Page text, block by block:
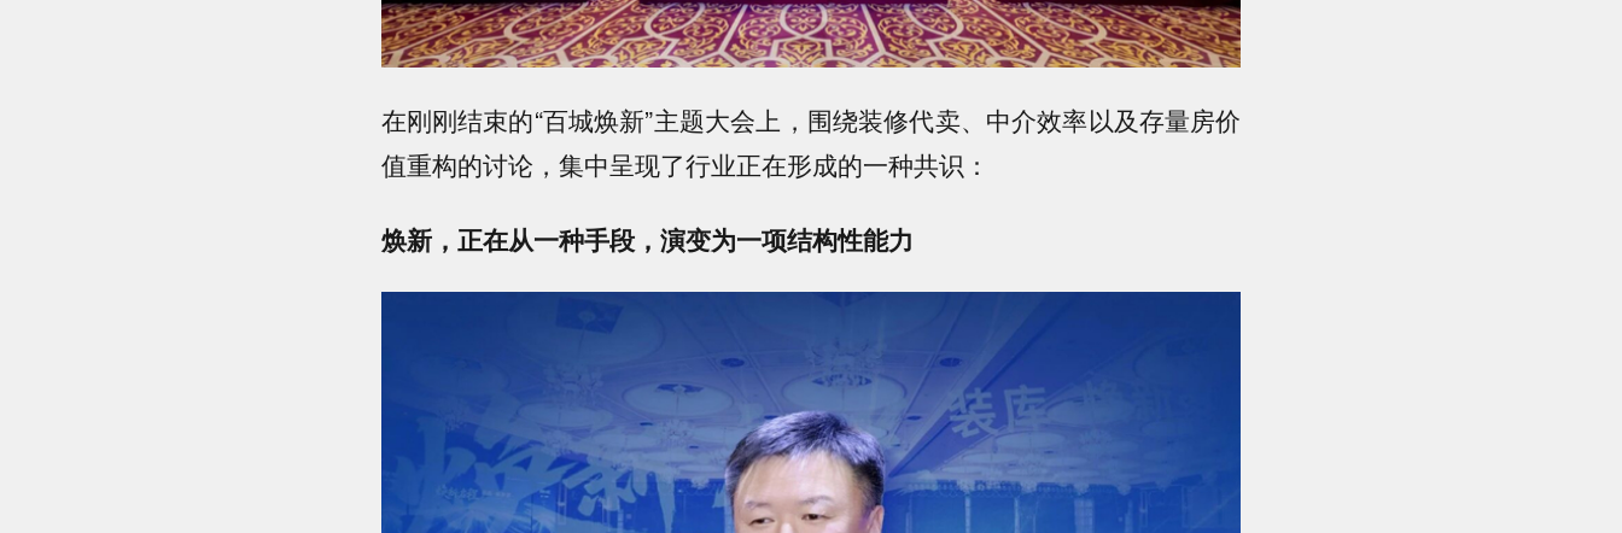
在刚刚结束的“百城焕新”主题大会上，围绕装修代卖、中介效率以及存量房价
值重构的讨论，集中呈现了行业正在形成的一种共识：
焕新，正在从一种手段，演变为一项结构性能力